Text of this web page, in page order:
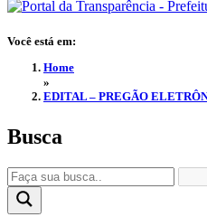
Você está em:
Home
»
EDITAL – PREGÃO
Busca